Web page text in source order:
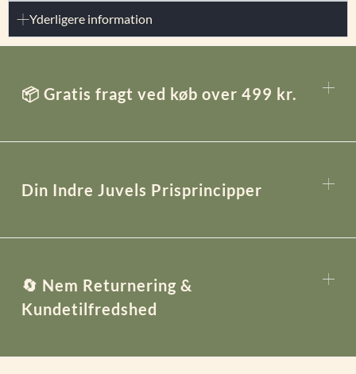
Yderligere information
📦 Gratis fragt ved køb over 499 kr.
Din Indre Juvels Prisprincipper
🔄 Nem Returnering &
Kundetilfredshed